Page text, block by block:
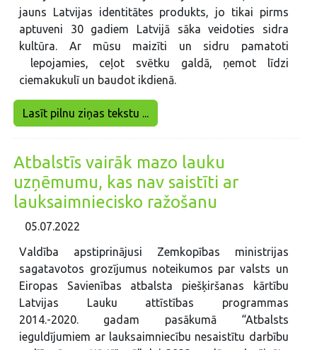
jauns Latvijas identitātes produkts, jo tikai pirms
aptuveni 30 gadiem Latvijā sāka veidoties sidra
kultūra. Ar mūsu maizīti un sidru pamatoti
lepojamies, ceļot svētku galdā, ņemot līdzi
ciemakukulī un baudot ikdienā.
Lasīt pilnu ziņas tekstu ...
Atbalstīs vairāk mazo lauku
uzņēmumu, kas nav saistīti ar
lauksaimniecisko ražošanu
05.07.2022
Valdība apstiprinājusi Zemkopības ministrijas
sagatavotos grozījumus noteikumos par valsts un
Eiropas Savienības atbalsta piešķiršanas kārtību
Latvijas Lauku attīstības programmas
2014.-2020. gadam pasākumā “Atbalsts
ieguldījumiem ar lauksaimniecību nesaistītu darbību